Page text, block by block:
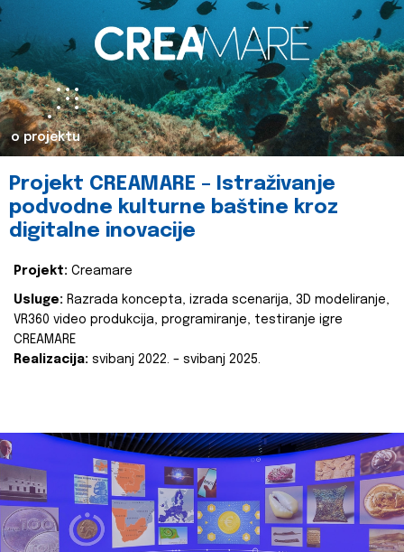
o projektu
Projekt CREAMARE – Istraživanje
podvodne kulturne baštine kroz
digitalne inovacije
Projekt: Creamare
Usluge: Razrada koncepta, izrada scenarija, 3D modeliranje,
VR360 video produkcija, programiranje, testiranje igre
CREAMARE
Realizacija: svibanj 2022. – svibanj 2025.